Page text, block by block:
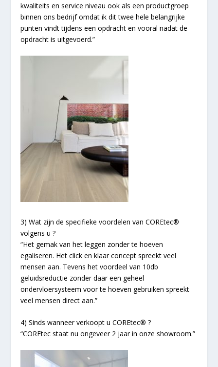
kwaliteits en service niveau ook als een productgroep
binnen ons bedrijf omdat ik dit twee hele belangrijke
punten vindt tijdens een opdracht en vooral nadat de
opdracht is uitgevoerd.”
3) Wat zijn de specifieke voordelen van COREtec®
volgens u ?
“Het gemak van het leggen zonder te hoeven
egaliseren. Het click en klaar concept spreekt veel
mensen aan. Tevens het voordeel van 10db
geluidsreductie zonder daar een geheel
ondervloersysteem voor te hoeven gebruiken spreekt
veel mensen direct aan.”
4) Sinds wanneer verkoopt u COREtec® ?
“COREtec staat nu ongeveer 2 jaar in onze showroom.”